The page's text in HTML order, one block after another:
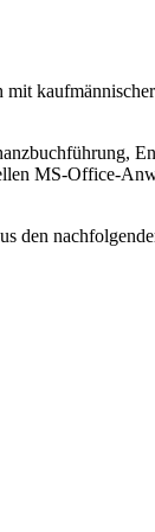
MS-Office-
den